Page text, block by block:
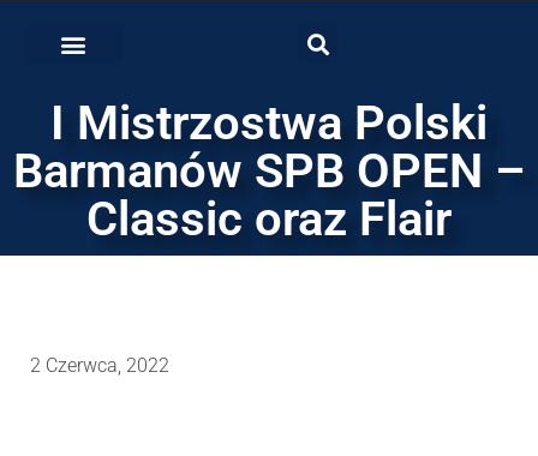
I Mistrzostwa Polski
Barmanów SPB OPEN –
Classic oraz Flair
2 Czerwca, 2022